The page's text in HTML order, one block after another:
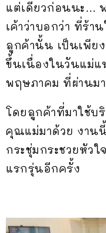
แต่เดี๋ยวก่อนนะ… พ
เค้าว่าบอกว่า ที่ร้า
ลูกค้านั้น เป็นเพีย
ขึ้นเนื่องในวันแม่แ
พฤษภาคม ที่ผ่านมา
โดยลูกค้าที่มาใช้บ
คุณแม่มาด้วย งานนี้
กระชุ่มกระชวยหัว
แรกรุ่นอีกครั้ง